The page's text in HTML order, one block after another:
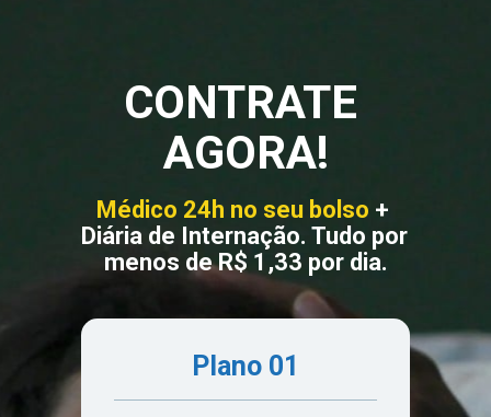
CONTRATE
AGORA!
Médico 24h no seu bolso +
Diária de Internação. Tudo por
menos de R$ 1,33 por dia.
Plano 01